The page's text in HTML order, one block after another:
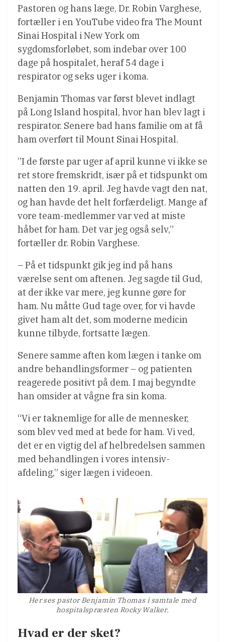
Pastoren og hans læge, Dr. Robin Varghese,
fortæller i en YouTube video fra The Mount
Sinai Hospital i New York om
sygdomsforløbet, som indebar over 100
dage på hospitalet, heraf 54 dage i
respirator og seks uger i koma.
Benjamin Thomas var først blevet indlagt
på Long Island hospital, hvor han blev lagt i
respirator. Senere bad hans familie om at få
ham overført til Mount Sinai Hospital.
”I de første par uger af april kunne vi ikke se
ret store fremskridt, især på et tidspunkt om
natten den 19. april. Jeg havde vagt den nat,
og han havde det helt forfærdeligt. Mange af
vore team-medlemmer var ved at miste
håbet for ham. Det var jeg også selv,”
fortæller dr. Robin Varghese.
– På et tidspunkt gik jeg ind på hans
værelse sent om aftenen. Jeg sagde til Gud,
at der ikke var mere, jeg kunne gøre for
ham. Nu måtte Gud tage over, for vi havde
givet ham alt det, som moderne medicin
kunne tilbyde, fortsatte lægen.
Senere samme aften kom lægen i tanke om
andre behandlingsformer – og patienten
reagerede positivt på dem. I maj begyndte
han omsider at vågne fra sin koma.
“Vi er taknemlige for alle de mennesker,
som blev ved med at bede for ham. Vi ved,
det er en vigtig del af helbredelsen sammen
med behandlingen i vores intensiv-
afdeling,” siger lægen i videoen.
Her ses pastor Benjamin Thomas i samtale med
hospitalspræsten Rocky Walker.
Hvad er der sket?